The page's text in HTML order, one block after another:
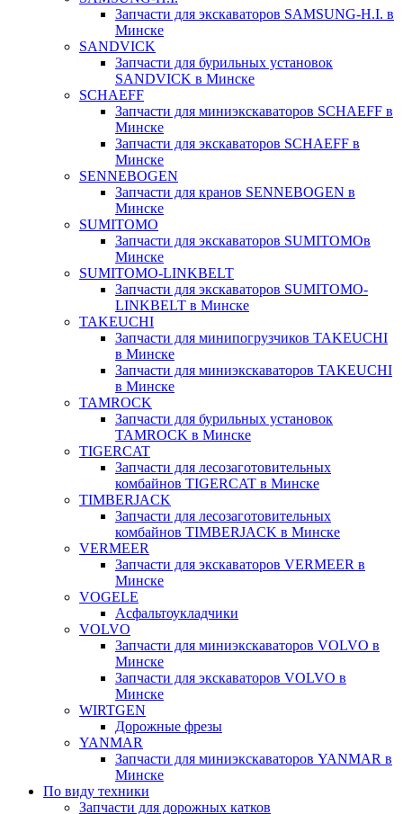
Запчасти для экскаваторов SAMSUNG-H.I. в
Минске
SANDVICK
Запчасти для бурильных установок
SANDVICK в Минске
SCHAEFF
Запчасти для миниэкскаваторов SCHAEFF в
Минске
Запчасти для экскаваторов SCHAEFF в
Минске
SENNEBOGEN
Запчасти для кранов SENNEBOGEN в
Минске
SUMITOMO
Запчасти для экскаваторов SUMITOMOв
Минске
SUMITOMO-LINKBELT
Запчасти для экскаваторов SUMITOMO-
LINKBELT в Минске
TAKEUCHI
Запчасти для минипогрузчиков TAKEUCHI
в Минске
Запчасти для миниэкскаваторов TAKEUCHI
в Минске
TAMROCK
Запчасти для бурильных установок
TAMROCK в Минске
TIGERCAT
Запчасти для лесозаготовительных
комбайнов TIGERCAT в Минске
TIMBERJACK
Запчасти для лесозаготовительных
комбайнов TIMBERJACK в Минске
VERMEER
Запчасти для экскаваторов VERMEER в
Минске
VOGELE
Асфальтоукладчики
VOLVO
Запчасти для миниэкскаваторов VOLVO в
Минске
Запчасти для экскаваторов VOLVO в
Минске
WIRTGEN
Дорожные фрезы
YANMAR
Запчасти для миниэкскаваторов YANMAR в
Минске
По виду техники
Запчасти для дорожных катков